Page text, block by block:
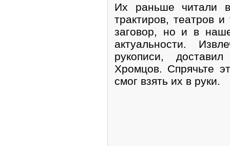
Их раньше читали
трактиров, театров
заговор, но и в
актуальности.
рукописи,
Хромцов. Спрячьте
смог взять их в руки.